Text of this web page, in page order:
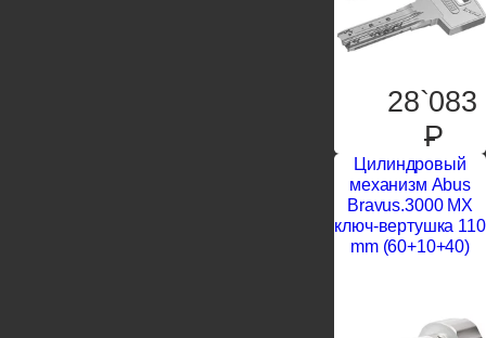
28`083
P
Цилиндровый
механизм Abus
Bravus.3000 MX
ключ-вертушка 110
mm (60+10+40)